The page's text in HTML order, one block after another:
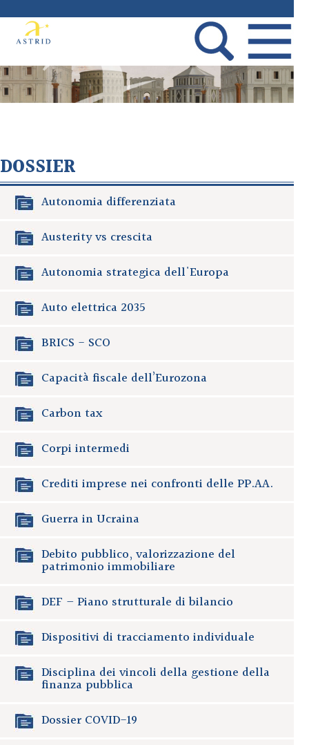
DOSSIER
Autonomia differenziata
Austerity vs crescita
Autonomia strategica dell'Europa
Auto elettrica 2035
BRICS - SCO
Capacità fiscale dell’Eurozona
Carbon tax
Corpi intermedi
Crediti imprese nei confronti delle PP.AA.
Guerra in Ucraina
Debito pubblico, valorizzazione del
patrimonio immobiliare
DEF – Piano strutturale di bilancio
Dispositivi di tracciamento individuale
Disciplina dei vincoli della gestione della
finanza pubblica
Dossier COVID-19